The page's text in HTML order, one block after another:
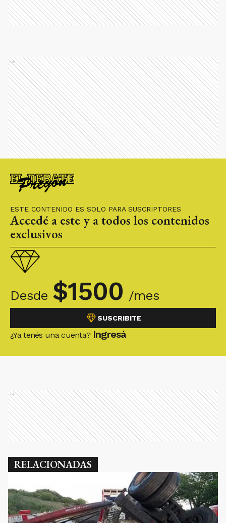
ESTE CONTENIDO ES SOLO PARA SUSCRIPTORES
Accedé a este y a todos los contenidos
exclusivos
Desde $1500 /mes
SUSCRIBITE
¿Ya tenés una cuenta? Ingresá
Ads
Ads
RELACIONADAS